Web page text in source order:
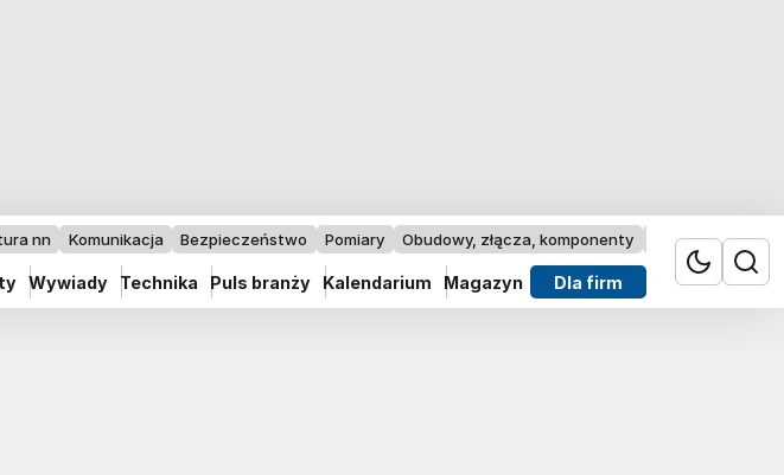
nn Komunikacja Bezpieczeństwo Pomiary Obudowy, złącza, komponenty Przemysł 4.0
Wywiady Technika Puls branży Kalendarium Magazyn Dla firm